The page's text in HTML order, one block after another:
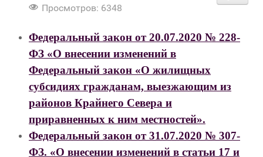
Просмотров: 6348
Федеральный закон от 20.07.2020 № 228-
ФЗ «О внесении изменений в
Федеральный закон «О жилищных
субсидиях гражданам, выезжающим из
районов Крайнего Севера и
приравненных к ним местностей».
Федеральный закон от 31.07.2020 № 307-
ФЗ. «О внесении изменений в статьи 17 и